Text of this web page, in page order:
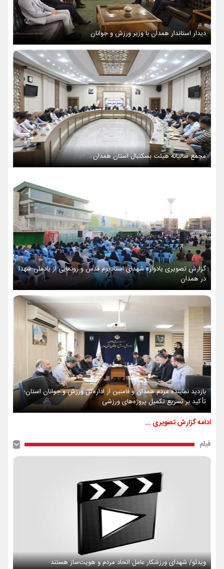
دیدار استاندار همدان با وزیر ورزش و جوانان
مجمع سالیانه هیئت بسکتبال استان همدان
گزارش تصویری یادواره شهدای استادیوم قدس و رونمایی از یادمان شهدا
در همدان
بازدید نماینده مردم همدان و فامنین از اداره‌کل ورزش و جوانان استان؛
تأکید بر تسریع تکمیل پروژه‌های ورزشی
ادامه گزارش تصویری ...
فیلم
ویدئو/ شهدای ورزشکار عامل اتحاد مردم و هویت‌ساز هستند